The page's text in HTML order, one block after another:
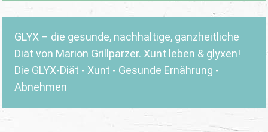
GLYX – die gesunde, nachhaltige, ganzheitliche
Diät von Marion Grillparzer. Xunt leben & glyxen!
Die GLYX-Diät - Xunt - Gesunde Ernährung -
Abnehmen